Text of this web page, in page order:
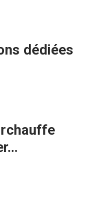
dédiées